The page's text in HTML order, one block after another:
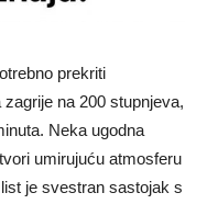
prekriti
na 200 stupnjeva,
Neka ugodna
umirujuću atmosferu
je svestran sastojak s